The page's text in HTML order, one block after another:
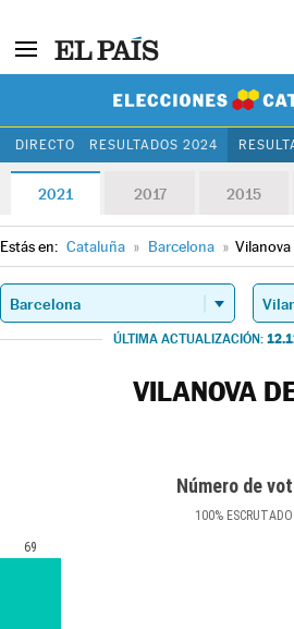
DIRECTO RESULTADOS 2024
2021 2017 2015
Estás en: Cataluña » Barcelona » Vilanova
ÚLTIMA ACTUALIZACIÓN:
VILANOVA
Número de
100% ESCRUTADO
69